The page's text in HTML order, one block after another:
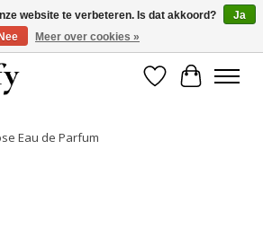
| Maandelijks opzegbaar
Verlanglijst
Eau de Parfum
website te verbeteren. Is dat akkoord?
Ja
Nee
Meer over cookies »